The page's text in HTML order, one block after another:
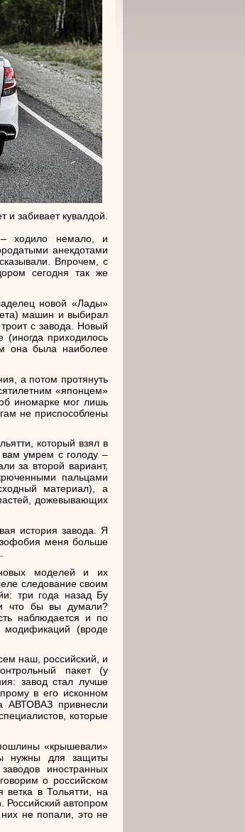
и забивает кувалдой.
ходило немало, и
анекдотами
Впрочем, с
сегодня так же
новой «Лады»
машин и выбирал
с завода. Новый
(иногда приходилось
она была наиболее
а потом протянуть
«японцем»
иномарке мог лишь
не приспособлены
который взял в
вам умрем с голоду –
за второй вариант,
пальцами
материал), а
дожевывающих
история завода. Я
меня больше
моделей и их
следование своим
три года назад Бу
и что бы вы думали?
наблюдается и по
(вроде
наш, российский, и
пакет (у
завод стал лучше
в его исконном
АВТОВАЗ привнесли
которые
«крышевали»
нужны для защиты
иностранных
о российском
ветка в Тольятти, на
Российский автопром
не попали, это не